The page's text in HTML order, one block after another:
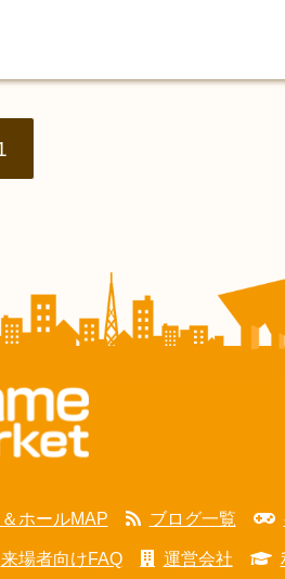
ホールMAP ブログ一覧
来場者向けFAQ 運営会社